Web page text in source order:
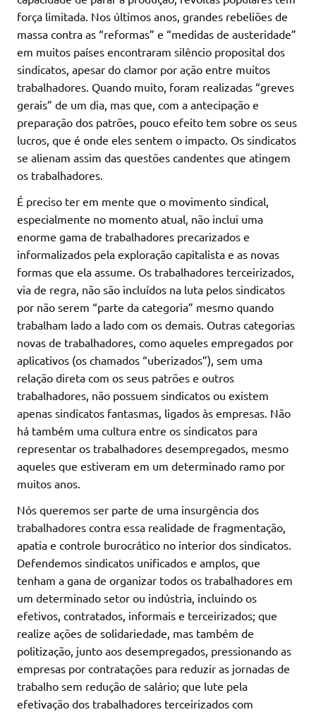
força limitada. Nos últimos anos, grandes rebeliões de
massa contra as “reformas” e “medidas de austeridade”
em muitos países encontraram silêncio proposital dos
sindicatos, apesar do clamor por ação entre muitos
trabalhadores. Quando muito, foram realizadas “greves
gerais” de um dia, mas que, com a antecipação e
preparação dos patrões, pouco efeito tem sobre os seus
lucros, que é onde eles sentem o impacto. Os sindicatos
se alienam assim das questões candentes que atingem
os trabalhadores.
É preciso ter em mente que o movimento sindical,
especialmente no momento atual, não inclui uma
enorme gama de trabalhadores precarizados e
informalizados pela exploração capitalista e as novas
formas que ela assume. Os trabalhadores terceirizados,
via de regra, não são incluídos na luta pelos sindicatos
por não serem “parte da categoria” mesmo quando
trabalham lado a lado com os demais. Outras categorias
novas de trabalhadores, como aqueles empregados por
aplicativos (os chamados “uberizados”), sem uma
relação direta com os seus patrões e outros
trabalhadores, não possuem sindicatos ou existem
apenas sindicatos fantasmas, ligados às empresas. Não
há também uma cultura entre os sindicatos para
representar os trabalhadores desempregados, mesmo
aqueles que estiveram em um determinado ramo por
muitos anos.
Nós queremos ser parte de uma insurgência dos
trabalhadores contra essa realidade de fragmentação,
apatia e controle burocrático no interior dos sindicatos.
Defendemos sindicatos unificados e amplos, que
tenham a gana de organizar todos os trabalhadores em
um determinado setor ou indústria, incluindo os
efetivos, contratados, informais e terceirizados; que
realize ações de solidariedade, mas também de
politização, junto aos desempregados, pressionando as
empresas por contratações para reduzir as jornadas de
trabalho sem redução de salário; que lute pela
efetivação dos trabalhadores terceirizados com